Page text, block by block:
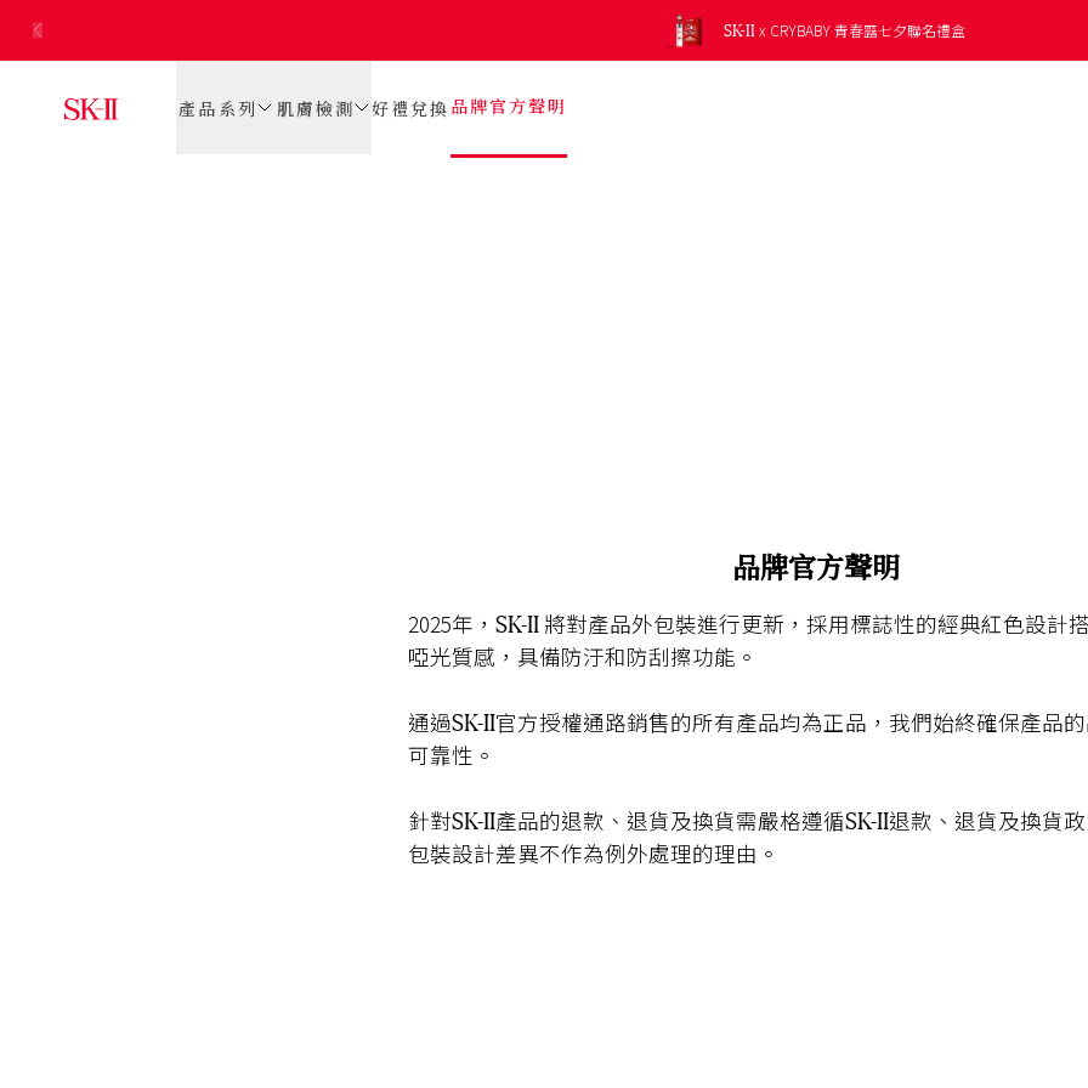
SK-IIx CRYBABY 青春露七夕聯名禮盒
新上市 光蘊恆璨修護凝霜 修護乾燥肌膚
新上市 光蘊恆璨淨斑精華 淡化頑固斑點
SK-II5合1* 防曬小白球 全新校色綠登場
肌源賦能煥顏活膚霜
SK-IILXP凝時金緻系列
肌膚光透鏡肌膚測試，發掘您的肌膚潛能，讓肌膚持續晶瑩剔透。
SK-II晶透奇肌套裝
光蘊輕透防曬系列
免費兌換SK-II 精選明星商品贈品價值最高約 NT$950
產品系列 肌膚檢測 好禮兌換 品牌官方聲明
品牌官方聲明
2025年， SK-II 將對產品外包裝進行更新， 採用標誌性的經典紅色設計
啞光質感， 具備防汙和防刮擦功能。
通過SK-II官方授權通路銷售的所有產品均為正品， 我們始終確保產品
可靠性。
針對SK-II產品的退款、退貨及換貨需嚴格遵循SK-II退款、退貨及換貨政
包裝設計差異不作為例外處理的理由。